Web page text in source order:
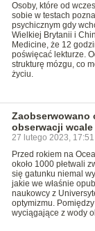
Osoby, które od
sobie w testach
psychicznym gdy
Wielkiej Brytanii i
Medicine, że 12
poświęcać lekturze.
strukturę mózgu, co
życiu.
Zaobserwowano
obserwacji
27 lutego 2023, 17:51
Przed rokiem na
około 1000 płetwali
się gatunku niemal
jakie we właśnie
naukowcy z
optymizmu.
wyciągające z wody